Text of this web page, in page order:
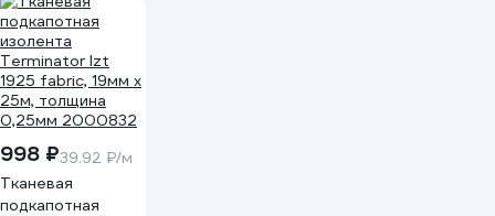
998 ₽39.92 ₽/м
Тканевая
подкапотная